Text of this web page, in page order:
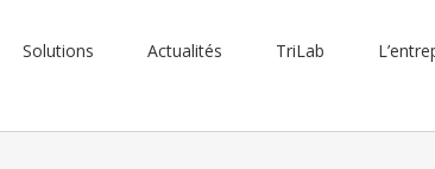
Solutions Actualités TriLab